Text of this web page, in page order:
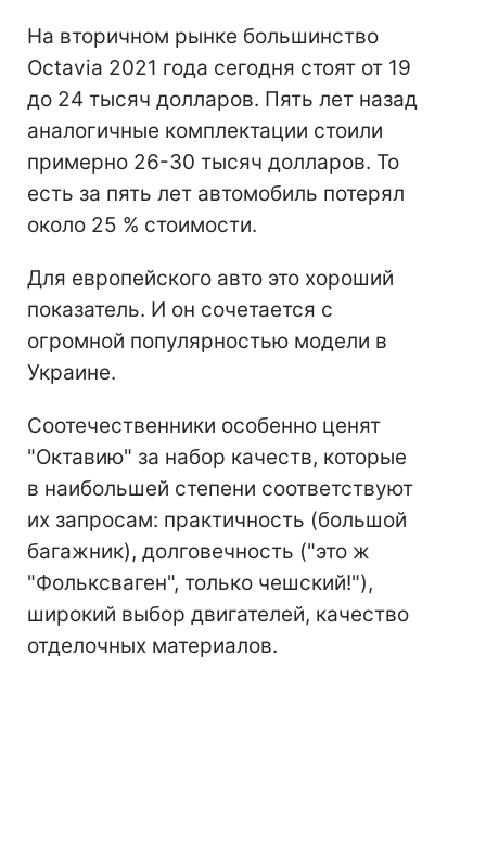
На вторичном рынке большинство
Octavia 2021 года сегодня стоят от 19
до 24 тысяч долларов. Пять лет назад
аналогичные комплектации стоили
примерно 26-30 тысяч долларов. То
есть за пять лет автомобиль потерял
около 25 % стоимости.
Для европейского авто это хороший
показатель. И он сочетается с
огромной популярностью модели в
Украине.
Соотечественники особенно ценят
"Октавию" за набор качеств, которые
в наибольшей степени соответствуют
их запросам: практичность (большой
багажник), долговечность ("это ж
"Фольксваген", только чешский!"),
широкий выбор двигателей, качество
отделочных материалов.